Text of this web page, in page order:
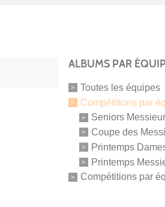
ALBUMS PAR
Toutes les équipes
Compétitions par
Seniors
Coupe des
Printemps
Printemps
Compétitions par